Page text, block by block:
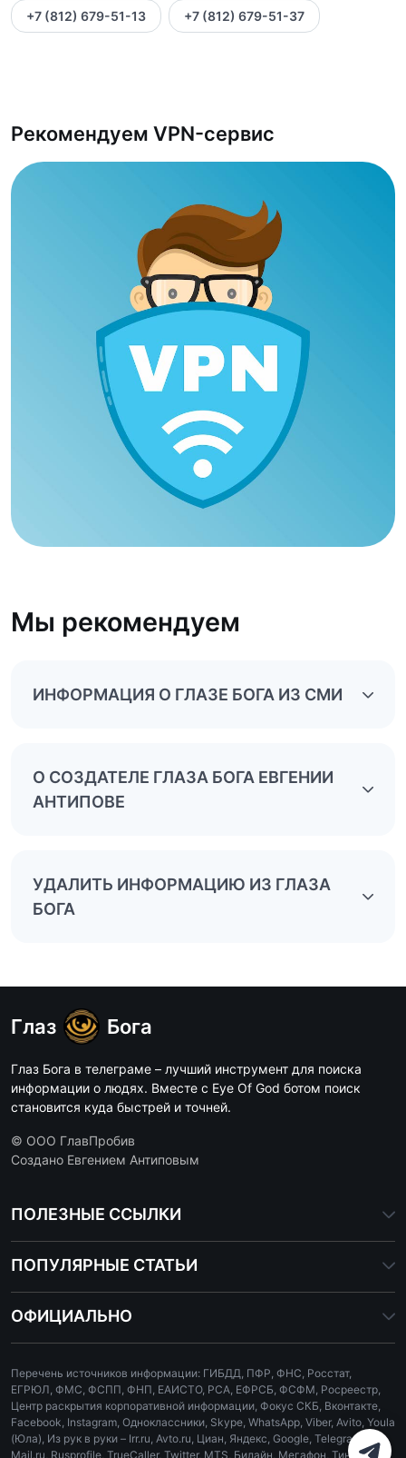
+7 (812) 679-51-13 +7 (812) 679-51-37
Рекомендуем VPN-сервис
Мы рекомендуем
ИНФОРМАЦИЯ О ГЛАЗЕ БОГА ИЗ СМИ
О СОЗДАТЕЛЕ ГЛАЗА БОГА ЕВГЕНИИ
АНТИПОВЕ
УДАЛИТЬ ИНФОРМАЦИЮ ИЗ ГЛАЗА
БОГА
Глаз Бога
Глаз Бога в телеграме – лучший инструмент для поиска
информации о людях. Вместе с Eye Of God ботом поиск
становится куда быстрей и точней.
© ООО ГлавПробив
Создано Евгением Антиповым
ПОЛЕЗНЫЕ ССЫЛКИ
ПОПУЛЯРНЫЕ СТАТЬИ
ОФИЦИАЛЬНО
Перечень источников информации: ГИБДД, ПФР, ФНС, Росстат,
ЕГРЮЛ, ФМС, ФСПП, ФНП, ЕАИСТО, РСА, ЕФРСБ, ФСФМ, Росреестр,
Центр раскрытия корпоративной информации, Фокус СКБ, Вконтакте,
Facebook, Instagram, Одноклассники, Skype, WhatsApp, Viber, Avito, Youla
(Юла), Из рук в руки – Irr.ru, Avto.ru, Циан, Яндекс, Google, Telegram,
Mail.ru, Rusprofile, TrueCaller, Twitter, MTS, Билайн, Мегафон, Тинькофф